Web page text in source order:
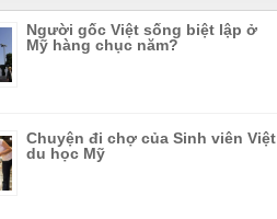
Người gốc Việt sống biệt lập ở
Mỹ hàng chục năm?
Chuyện đi chợ của Sinh viên Việt
du học Mỹ